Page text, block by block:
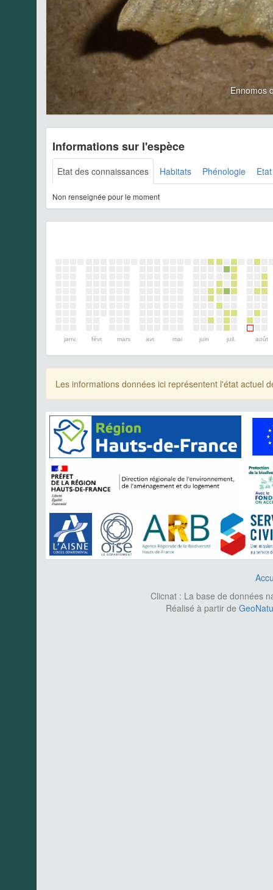
Ennomos
Informations sur l'espèce
Etat des connaissances Habitats Phénologie
Non renseignée pour le moment
janv. févr. mars avr. mai juin juil. août
Les informations données ici représentent l'état actuel
Clicnat : La base de données
Réalisé à partir de